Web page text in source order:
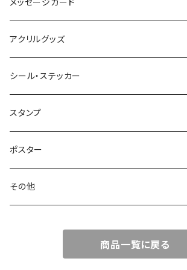
メッセージカード
アクリルグッズ
シール・ステッカー
スタンプ
ポスター
その他
商品一覧に戻る